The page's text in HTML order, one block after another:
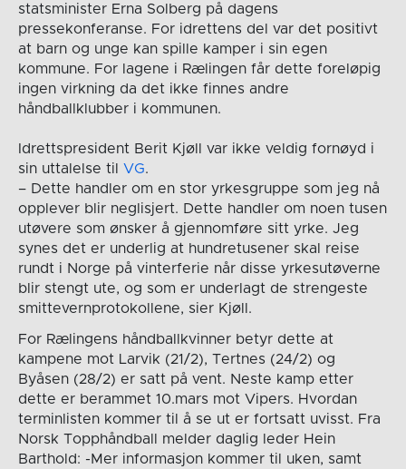
statsminister Erna Solberg på dagens
pressekonferanse. For idrettens del var det positivt
at barn og unge kan spille kamper i sin egen
kommune. For lagene i Rælingen får dette foreløpig
ingen virkning da det ikke finnes andre
håndballklubber i kommunen.
Idrettspresident Berit Kjøll var ikke veldig fornøyd i
sin uttalelse til VG.
– Dette handler om en stor yrkesgruppe som jeg nå
opplever blir neglisjert. Dette handler om noen tusen
utøvere som ønsker å gjennomføre sitt yrke. Jeg
synes det er underlig at hundretusener skal reise
rundt i Norge på vinterferie når disse yrkesutøverne
blir stengt ute, og som er underlagt de strengeste
smittevernprotokollene, sier Kjøll.
For Rælingens håndballkvinner betyr dette at
kampene mot Larvik (21/2), Tertnes (24/2) og
Byåsen (28/2) er satt på vent. Neste kamp etter
dette er berammet 10.mars mot Vipers. Hvordan
terminlisten kommer til å se ut er fortsatt uvisst. Fra
Norsk Topphåndball melder daglig leder Hein
Barthold: -Mer informasjon kommer til uken, samt